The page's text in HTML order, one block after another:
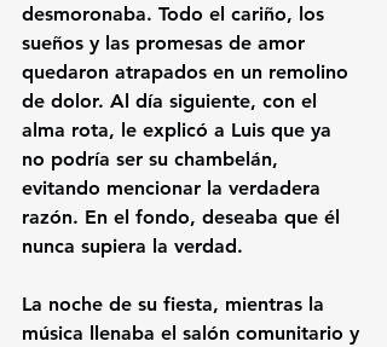
desmoronaba. Todo el cariño, los
sueños y las promesas de amor
quedaron atrapados en un remolino
de dolor. Al día siguiente, con el
alma rota, le explicó a Luis que ya
no podría ser su chambelán,
evitando mencionar la verdadera
razón. En el fondo, deseaba que él
nunca supiera la verdad.
La noche de su fiesta, mientras la
música llenaba el salón comunitario y